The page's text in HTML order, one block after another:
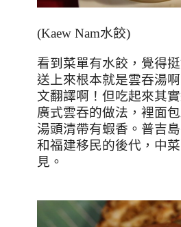
(Kaew Nam水餃)
看到菜單有水餃，覺得
送上來根本就是雲吞湯
文翻譯啊！但吃起來其
廣式雲吞的做法，裡面
湯頭清帶有蝦香。普吉
和福建移民的後代，中
見。